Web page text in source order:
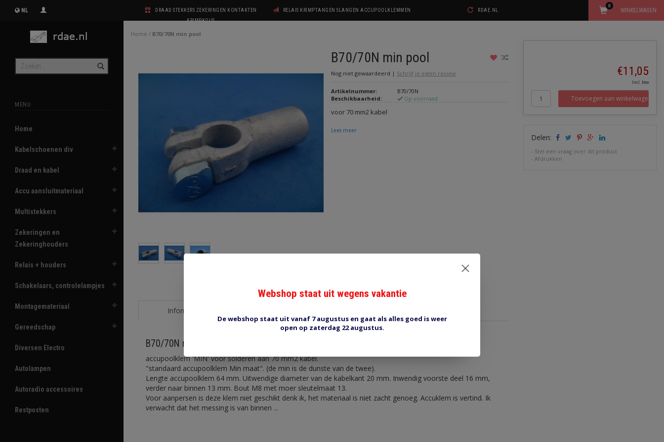
NL
DRAAD STEKKERS ZEKERINGEN KONTAKTEN
KRIMPKOUS
RELAIS KRIMPTANGEN SLANGEN ACCUPOOLKLEMMEN RDAE.NL WINKELWAGEN
0
MENU
Home
Kabelschoenen div
Draad en kabel
Accu aansluitmateriaal
Multistekkers
Zekeringen en
Zekeringhouders
Relais + houders
Schakelaars, controlelampjes
Montagemateriaal
Gereedschap
Diversen Electro
Autolampen
Autoradio accessoires
Restposten
Home / B70/70N min pool
B70/70N min pool
Nog niet gewaardeerd | Schrijf je eigen review
Artikelnummer:
B70/70N
Beschikbaarheid:
Op voorraad
voor 70 mm2 kabel
Lees meer
Informatie
B70/70N min pool
accupoolklem 'MIN' voor solderen aan 70 mm2 kabel.
"standaard accupoolklem Min maat". (de min is de dunste van de twee).
Lengte accupoolklem 64 mm. Uitwendige diameter van de kabelkant 20 mm. Inwendig voorste deel 16 mm,
verder naar binnen 13 mm. Bout M8 met moer sleutelmaat 13.
Voor aanpersen is deze klem niet geschikt denk ik, het materiaal is niet zacht genoeg. Accuklem is vertind. Ik
verwacht dat het messing is van binnen ...
€11,05
Incl. btw
Toevoegen aan winkelwagen
Delen:
- Stel een vraag over dit product
-Afdrukken
Webshop staat uit wegens vakantie
De webshop staat uit vanaf 7 augustus en gaat als alles goed is weer
open op zaterdag 22 augustus.